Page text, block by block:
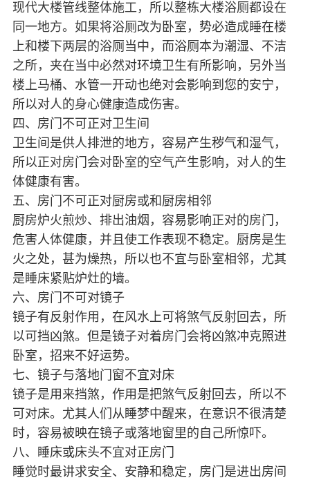
现代大楼管线整体施工，所以整栋大楼浴厕都设在
同一地方。如果将浴厕改为卧室，势必造成睡在楼
上和楼下两层的浴厕当中，而浴厕本为潮湿、不洁
之所，夹在当中必然对环境卫生有所影响，另外当
楼上马桶、水管一开动也绝对会影响到您的安宁，
所以对人的身心健康造成伤害。
四、房门不可正对卫生间
卫生间是供人排泄的地方，容易产生秽气和湿气，
所以正对房门会对卧室的空气产生影响，对人的生
体健康有害。
五、房门不可正对厨房或和厨房相邻
厨房炉火煎炒、排出油烟，容易影响正对的房门，
危害人体健康，并且使工作表现不稳定。厨房是生
火之处，甚为燥热，所以也不宜与卧室相邻，尤其
是睡床紧贴炉灶的墙。
六、房门不可对镜子
镜子有反射作用，在风水上可将煞气反射回去，所
以可挡凶煞。但是镜子对着房门会将凶煞冲克照进
卧室，招来不好运势。
七、镜子与落地门窗不宜对床
镜子是用来挡煞，作用是把煞气反射回去，所以不
可对床。尤其人们从睡梦中醒来，在意识不很清楚
时，容易被映在镜子或落地窗里的自己所惊吓。
八、睡床或床头不宜对正房门
睡觉时最讲求安全、安静和稳定，房门是进出房间